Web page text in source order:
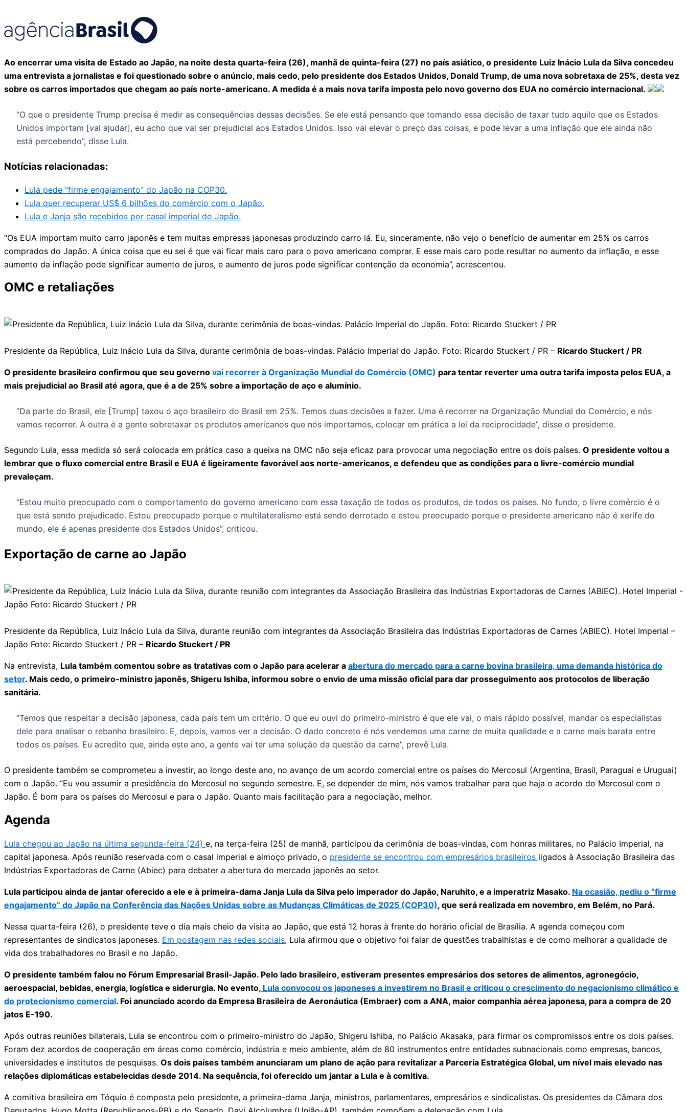
Ao encerrar uma visita de Estado ao Japão, na noite desta quarta-feira (26), manhã de quinta-feira (27) no país asiático, o presidente Luiz Inácio Lula da Silva concedeu
uma entrevista a jornalistas e foi questionado sobre o anúncio, mais cedo, pelo presidente dos Estados Unidos, Donald Trump, de uma nova sobretaxa de 25%, desta vez
sobre os carros importados que chegam ao país norte-americano. A medida é a mais nova tarifa imposta pelo novo governo dos EUA no comércio internacional.
“O que o presidente Trump precisa é medir as consequências dessas decisões. Se ele está pensando que tomando essa decisão de taxar tudo aquilo que os Estados
Unidos importam [vai ajudar], eu acho que vai ser prejudicial aos Estados Unidos. Isso vai elevar o preço das coisas, e pode levar a uma inflação que ele ainda não
está percebendo”, disse Lula.
Notícias relacionadas:
Lula pede “firme engajamento” do Japão na COP30.
Lula quer recuperar US$ 6 bilhões do comércio com o Japão.
Lula e Janja são recebidos por casal imperial do Japão.
“Os EUA importam muito carro japonês e tem muitas empresas japonesas produzindo carro lá. Eu, sinceramente, não vejo o benefício de aumentar em 25% os carros
comprados do Japão. A única coisa que eu sei é que vai ficar mais caro para o povo americano comprar. E esse mais caro pode resultar no aumento da inflação, e esse
aumento da inflação pode significar aumento de juros, e aumento de juros pode significar contenção da economia”, acrescentou.
OMC e retaliações
Presidente da República, Luiz Inácio Lula da Silva, durante cerimônia de boas-vindas. Palácio Imperial do Japão. Foto: Ricardo Stuckert / PR – Ricardo Stuckert / PR
O presidente brasileiro confirmou que seu governo vai recorrer à Organização Mundial do Comércio (OMC) para tentar reverter uma outra tarifa imposta pelos EUA, a
mais prejudicial ao Brasil até agora, que é a de 25% sobre a importação de aço e alumínio.
“Da parte do Brasil, ele [Trump] taxou o aço brasileiro do Brasil em 25%. Temos duas decisões a fazer. Uma é recorrer na Organização Mundial do Comércio, e nós
vamos recorrer. A outra é a gente sobretaxar os produtos americanos que nós importamos, colocar em prática a lei da reciprocidade”, disse o presidente.
Segundo Lula, essa medida só será colocada em prática caso a queixa na OMC não seja eficaz para provocar uma negociação entre os dois países. O presidente voltou a
lembrar que o fluxo comercial entre Brasil e EUA é ligeiramente favorável aos norte-americanos, e defendeu que as condições para o livre-comércio mundial
prevaleçam.
“Estou muito preocupado com o comportamento do governo americano com essa taxação de todos os produtos, de todos os países. No fundo, o livre comércio é o
que está sendo prejudicado. Estou preocupado porque o multilateralismo está sendo derrotado e estou preocupado porque o presidente americano não é xerife do
mundo, ele é apenas presidente dos Estados Unidos”, criticou.
Exportação de carne ao Japão
Presidente da República, Luiz Inácio Lula da Silva, durante reunião com integrantes da Associação Brasileira das Indústrias Exportadoras de Carnes (ABIEC). Hotel Imperial –
Japão Foto: Ricardo Stuckert / PR – Ricardo Stuckert / PR
Na entrevista, Lula também comentou sobre as tratativas com o Japão para acelerar a abertura do mercado para a carne bovina brasileira, uma demanda histórica do
setor. Mais cedo, o primeiro-ministro japonês, Shigeru Ishiba, informou sobre o envio de uma missão oficial para dar prosseguimento aos protocolos de liberação
sanitária.
“Temos que respeitar a decisão japonesa, cada país tem um critério. O que eu ouvi do primeiro-ministro é que ele vai, o mais rápido possível, mandar os especialistas
dele para analisar o rebanho brasileiro. E, depois, vamos ver a decisão. O dado concreto é nós vendemos uma carne de muita qualidade e a carne mais barata entre
todos os países. Eu acredito que, ainda este ano, a gente vai ter uma solução da questão da carne”, prevê Lula.
O presidente também se comprometeu a investir, ao longo deste ano, no avanço de um acordo comercial entre os países do Mercosul (Argentina, Brasil, Paraguai e Uruguai)
com o Japão. “Eu vou assumir a presidência do Mercosul no segundo semestre. E, se depender de mim, nós vamos trabalhar para que haja o acordo do Mercosul com o
Japão. É bom para os países do Mercosul e para o Japão. Quanto mais facilitação para a negociação, melhor.
Agenda
Lula chegou ao Japão na última segunda-feira (24) e, na terça-feira (25) de manhã, participou da cerimônia de boas-vindas, com honras militares, no Palácio Imperial, na
capital japonesa. Após reunião reservada com o casal imperial e almoço privado, o presidente se encontrou com empresários brasileiros ligados à Associação Brasileira das
Indústrias Exportadoras de Carne (Abiec) para debater a abertura do mercado japonês ao setor.
Lula participou ainda de jantar oferecido a ele e à primeira-dama Janja Lula da Silva pelo imperador do Japão, Naruhito, e a imperatriz Masako. Na ocasião, pediu o “firme
engajamento” do Japão na Conferência das Nações Unidas sobre as Mudanças Climáticas de 2025 (COP30), que será realizada em novembro, em Belém, no Pará.
Nessa quarta-feira (26), o presidente teve o dia mais cheio da visita ao Japão, que está 12 horas à frente do horário oficial de Brasília. A agenda começou com
representantes de sindicatos japoneses. Em postagem nas redes sociais, Lula afirmou que o objetivo foi falar de questões trabalhistas e de como melhorar a qualidade de
vida dos trabalhadores no Brasil e no Japão.
O presidente também falou no Fórum Empresarial Brasil-Japão. Pelo lado brasileiro, estiveram presentes empresários dos setores de alimentos, agronegócio,
aeroespacial, bebidas, energia, logística e siderurgia. No evento, Lula convocou os japoneses a investirem no Brasil e criticou o crescimento do negacionismo climático e
do protecionismo comercial. Foi anunciado acordo da Empresa Brasileira de Aeronáutica (Embraer) com a ANA, maior companhia aérea japonesa, para a compra de 20
jatos E-190.
Após outras reuniões bilaterais, Lula se encontrou com o primeiro-ministro do Japão, Shigeru Ishiba, no Palácio Akasaka, para firmar os compromissos entre os dois países.
Foram dez acordos de cooperação em áreas como comércio, indústria e meio ambiente, além de 80 instrumentos entre entidades subnacionais como empresas, bancos,
universidades e institutos de pesquisas. Os dois países também anunciaram um plano de ação para revitalizar a Parceria Estratégica Global, um nível mais elevado nas
relações diplomáticas estabelecidas desde 2014. Na sequência, foi oferecido um jantar a Lula e à comitiva.
A comitiva brasileira em Tóquio é composta pelo presidente, a primeira-dama Janja, ministros, parlamentares, empresários e sindicalistas. Os presidentes da Câmara dos